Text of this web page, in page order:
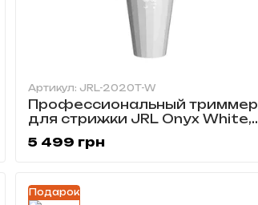
Артикул: JRL-2020T-W
Профессиональный триммер
для стрижки JRL Onyx White,
5 499 грн
Подарок